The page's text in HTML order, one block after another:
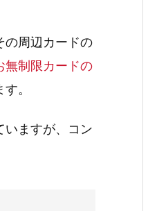
の周辺カードの
無制限カードの
。
ますが、コン